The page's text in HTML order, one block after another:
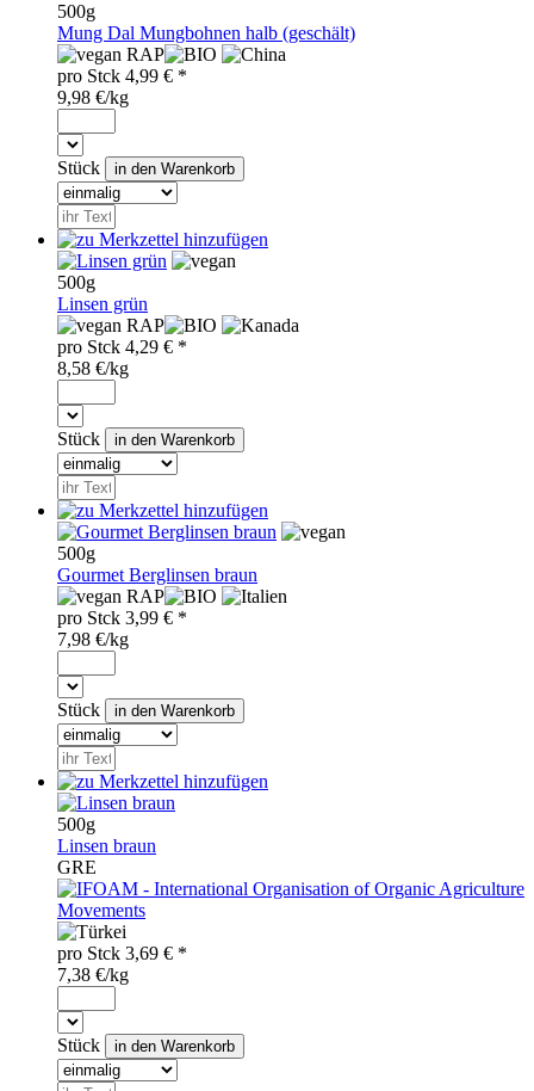
500g
Mung Dal Mungbohnen halb (geschält)
RAP
pro Stck 4,99 € *
9,98 €/kg
Stück
500g
Linsen grün
RAP
pro Stck 4,29 € *
8,58 €/kg
Stück
500g
Gourmet Berglinsen braun
RAP
pro Stck 3,99 € *
7,98 €/kg
Stück
500g
Linsen braun
GRE
pro Stck 3,69 € *
7,38 €/kg
Stück